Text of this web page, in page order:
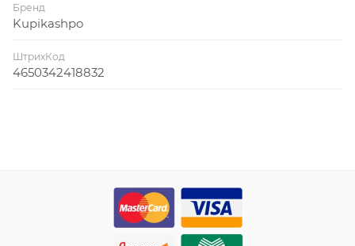
Бренд
Kupikashpo
ШтрихКод
4650342418832